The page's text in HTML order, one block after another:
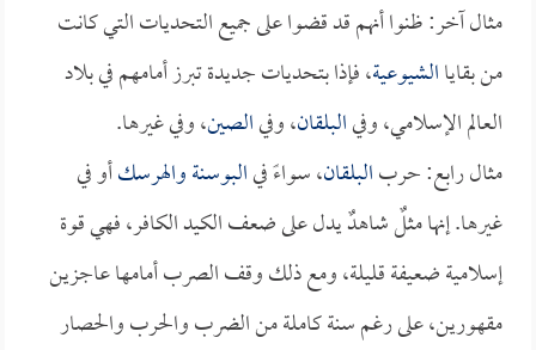
مثال آخر: ظنوا أنهم قد قضوا على جميع التحديات التي كانت
من بقاياالشيوعية، فإذا بتحديات جديدة تبرز أمامهم في بلاد
العالم الإسلامي، وفيالبلقان، وفيالصين، وفي غيرها.
مثال رابع: حربالبلقان، سواءً فيالبوسنة والهرسكأو في
غيرها. إنها مثلٌ شاهدٌ يدل على ضعف الكيد الكافر، فهي قوة
إسلامية ضعيفة قليلة، ومع ذلك وقف الصرب أمامها عاجزين
مقهورين، على رغم سنة كاملة من الضرب والحرب والحصار